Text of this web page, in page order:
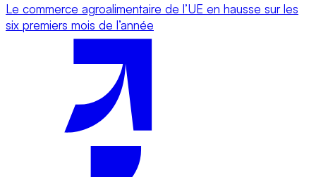
Le commerce agroalimentaire de l’UE en hausse sur les
six premiers mois de l’année